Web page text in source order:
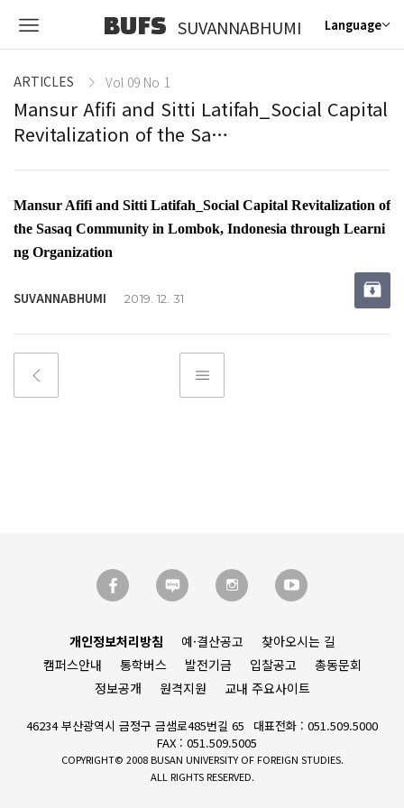
BUFS SUVANNABHUMI Language
ARTICLES Vol 09 No 1
Mansur Afifi and Sitti Latifah_Social Capital
Revitalization of the Sa…
Mansur Afifi and Sitti Latifah_Social Capital Revitalization of
the Sasaq Community in Lombok, Indonesia through Learni
ng Organization
SUVANNABHUMI 2019. 12. 31
개인정보처리방침 예·결산공고
찾아오시는 길
캠퍼스안내
통학버스 발전기금 입찰공고
총동문회
정보공개
원격지원 교내 주요사이트
46234 부산광역시 금정구 금샘로485번길 65
대표전화 : 051.509.5000
FAX : 051.509.5005
COPYRIGHT© 2008 BUSAN UNIVERSITY OF FOREIGN STUDIES.
ALL RIGHTS RESERVED.